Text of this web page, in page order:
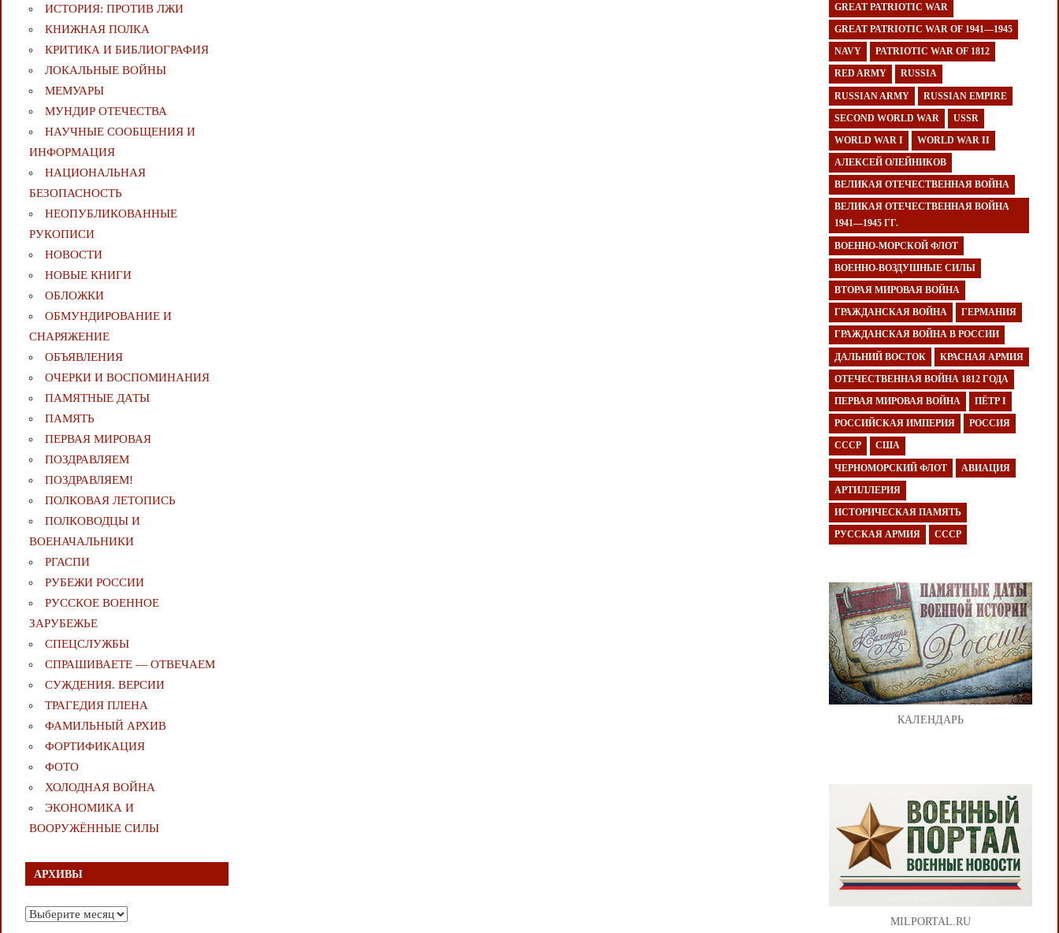
ИСТОРИЯ: ПРОТИВ ЛЖИ
КНИЖНАЯ ПОЛКА
КРИТИКА И БИБЛИОГРАФИЯ
ЛОКАЛЬНЫЕ ВОЙНЫ
МЕМУАРЫ
МУНДИР ОТЕЧЕСТВА
НАУЧНЫЕ СООБЩЕНИЯ И
ИНФОРМАЦИЯ
НАЦИОНАЛЬНАЯ
БЕЗОПАСНОСТЬ
НЕОПУБЛИКОВАННЫЕ
РУКОПИСИ
НОВОСТИ
НОВЫЕ КНИГИ
ОБЛОЖКИ
ОБМУНДИРОВАНИЕ И
СНАРЯЖЕНИЕ
ОБЪЯВЛЕНИЯ
ОЧЕРКИ И ВОСПОМИНАНИЯ
ПАМЯТНЫЕ ДАТЫ
ПАМЯТЬ
ПЕРВАЯ МИРОВАЯ
ПОЗДРАВЛЯЕМ
ПОЗДРАВЛЯЕМ!
ПОЛКОВАЯ ЛЕТОПИСЬ
ПОЛКОВОДЦЫ И
ВОЕНАЧАЛЬНИКИ
РГАСПИ
РУБЕЖИ РОССИИ
РУССКОЕ ВОЕННОЕ
ЗАРУБЕЖЬЕ
СПЕЦСЛУЖБЫ
СПРАШИВАЕТЕ — ОТВЕЧАЕМ
СУЖДЕНИЯ. ВЕРСИИ
ТРАГЕДИЯ ПЛЕНА
ФАМИЛЬНЫЙ АРХИВ
ФОРТИФИКАЦИЯ
ФОТО
ХОЛОДНАЯ ВОЙНА
ЭКОНОМИКА И
ВООРУЖЁННЫЕ СИЛЫ
АРХИВЫ
Архивы
GREAT PATRIOTIC WAR
GREAT PATRIOTIC WAR OF 1941—1945
NAVY PATRIOTIC WAR OF 1812
RED ARMY RUSSIA
RUSSIAN ARMY RUSSIAN EMPIRE
SECOND WORLD WAR USSR
WORLD WAR I WORLD WAR II
АЛЕКСЕЙ ОЛЕЙНИКОВ
ВЕЛИКАЯ ОТЕЧЕСТВЕННАЯ ВОЙНА
ВЕЛИКАЯ ОТЕЧЕСТВЕННАЯ ВОЙНА
1941—1945 ГГ.
ВОЕННО-МОРСКОЙ ФЛОТ
ВОЕННО-ВОЗДУШНЫЕ СИЛЫ
ВТОРАЯ МИРОВАЯ ВОЙНА
ГРАЖДАНСКАЯ ВОЙНА ГЕРМАНИЯ
ГРАЖДАНСКАЯ ВОЙНА В РОССИИ
ДАЛЬНИЙ ВОСТОК КРАСНАЯ АРМИЯ
ОТЕЧЕСТВЕННАЯ ВОЙНА 1812 ГОДА
ПЕРВАЯ МИРОВАЯ ВОЙНА ПЁТР I
РОССИЙСКАЯ ИМПЕРИЯ РОССИЯ
СССР США
ЧЕРНОМОРСКИЙ ФЛОТ АВИАЦИЯ
АРТИЛЛЕРИЯ
ИСТОРИЧЕСКАЯ ПАМЯТЬ
РУССКАЯ АРМИЯ СССР
КАЛЕНДАРЬ
MILPORTAL.RU